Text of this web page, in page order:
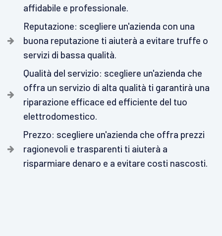
affidabile e professionale.
Reputazione: scegliere un'azienda con una
buona reputazione ti aiuterà a evitare truffe o
servizi di bassa qualità.
Qualità del servizio: scegliere un'azienda che
offra un servizio di alta qualità ti garantirà una
riparazione efficace ed efficiente del tuo
elettrodomestico.
Prezzo: scegliere un'azienda che offra prezzi
ragionevoli e trasparenti ti aiuterà a
risparmiare denaro e a evitare costi nascosti.